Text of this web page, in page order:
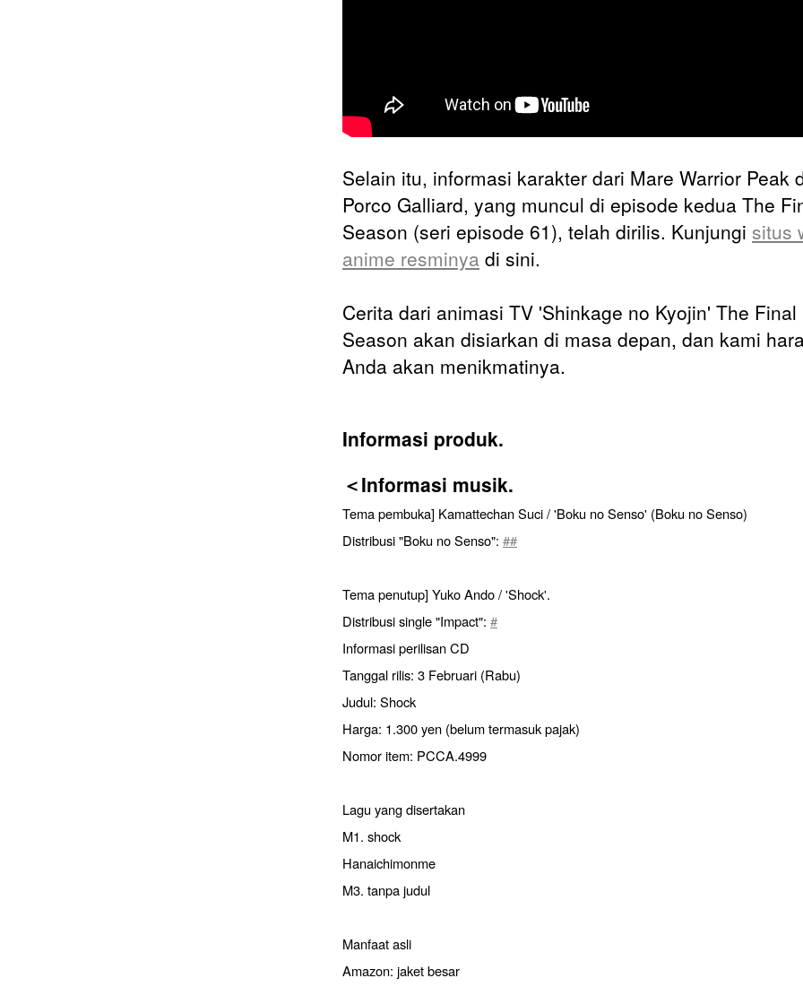
Selain itu, informasi karakter dari Mare Warrior Peak
Porco Galliard, yang muncul di episode kedua The
Season (seri episode 61), telah dirilis. Kunjungi situs
anime resminya di sini.
Cerita dari animasi TV 'Shinkage no Kyojin' The Final
Season akan disiarkan di masa depan, dan kami
Anda akan menikmatinya.
Informasi produk.
＜Informasi musik.
Tema pembuka] Kamattechan Suci / 'Boku no Senso' (Boku no Senso)
Distribusi "Boku no Senso": ##
Tema penutup] Yuko Ando / 'Shock'.
Distribusi single "Impact": #
Informasi perilisan CD
Tanggal rilis: 3 Februari (Rabu)
Judul: Shock
Harga: 1.300 yen (belum termasuk pajak)
Nomor item: PCCA.4999
Lagu yang disertakan
M1. shock
Hanaichimonme
M3. tanpa judul
Manfaat asli
Amazon: jaket besar